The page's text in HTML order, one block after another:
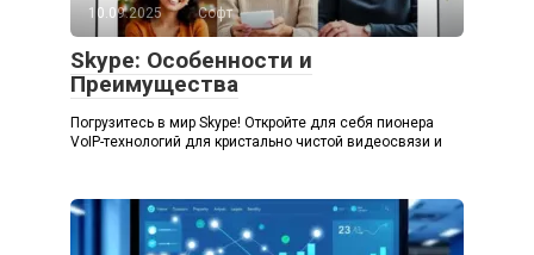
10.09.2025 Софт
Skype: Особенности и
Преимущества
Погрузитесь в мир Skype! Откройте для себя пионера
VoIP-технологий для кристально чистой видеосвязи и